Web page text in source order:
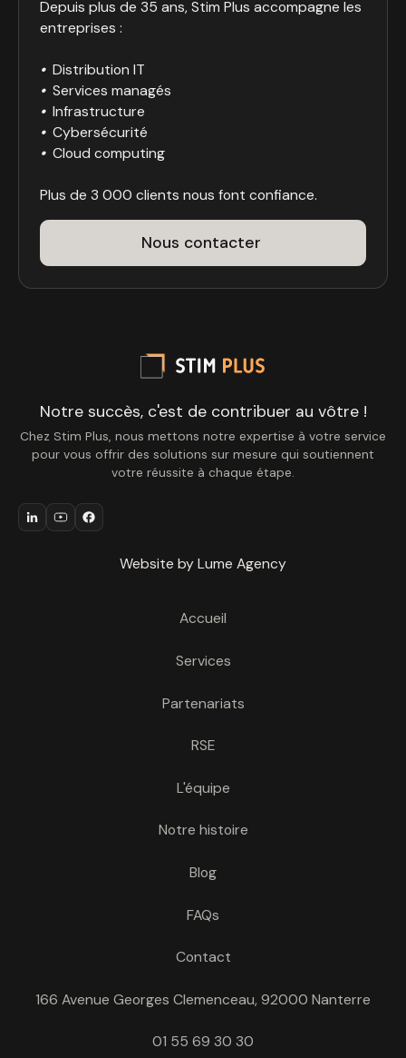
Depuis plus de 35 ans, Stim Plus accompagne les
entreprises :
•Distribution IT
•Services managés
• Infrastructure
•Cybersécurité
•Cloud computing
Plus de 3 000 clients nous font confiance.
Nous contacter
Notre succès, c'est de contribuer au vôtre !
Chez Stim Plus, nous mettons notre expertise à votre service
pour vous offrir des solutions sur mesure qui soutiennent
votre réussite à chaque étape.
Website by Lume Agency
Accueil
Services
Partenariats
RSE
L'équipe
Notre histoire
Blog
FAQs
Contact
166 Avenue Georges Clemenceau, 92000 Nanterre
01 55 69 30 30